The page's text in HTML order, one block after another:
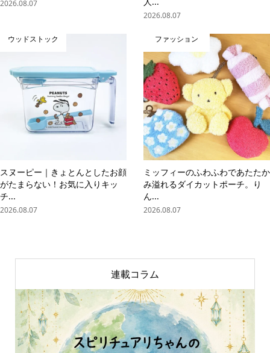
2026.08.07
2026.08.07
ウッドストック
スヌーピー｜きょとんとしたお顔
がたまらない！お気に入りキッ
チ...
2026.08.07
ファッション
ミッフィーのふわふわであたたか
み溢れるダイカットポーチ。り
ん...
2026.08.07
連載コラム
online store company info contact us share me!